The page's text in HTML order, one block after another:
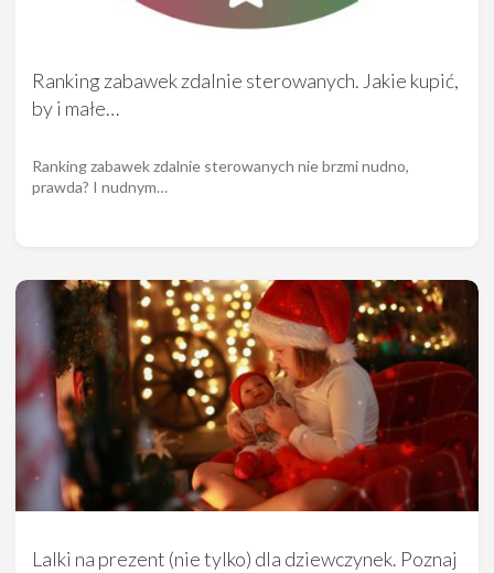
Ranking zabawek zdalnie sterowanych. Jakie kupić,
by i małe…
Ranking zabawek zdalnie sterowanych nie brzmi nudno,
prawda? I nudnym…
Lalki na prezent (nie tylko) dla dziewczynek. Poznaj